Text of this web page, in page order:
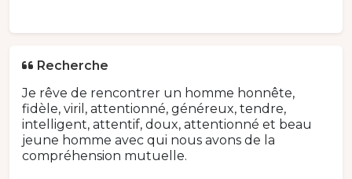
Recherche
Je rêve de rencontrer un homme honnête,
fidèle, viril, attentionné, généreux, tendre,
intelligent, attentif, doux, attentionné et beau
jeune homme avec qui nous avons de la
compréhension mutuelle.